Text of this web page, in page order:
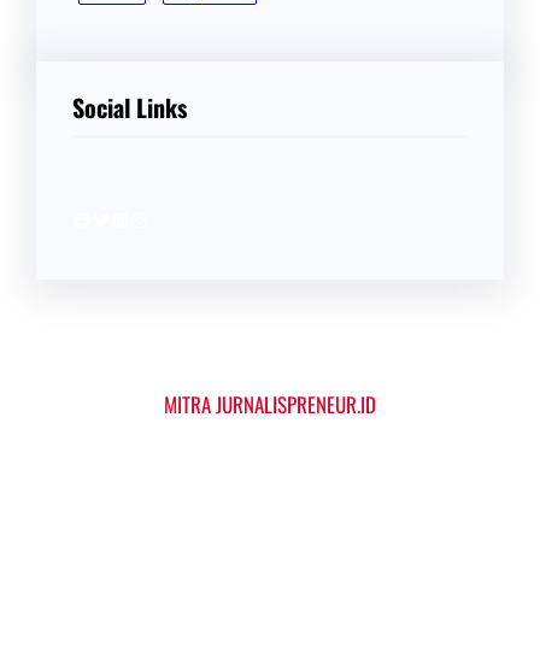
Social Links
MITRA JURNALISPRENEUR.ID